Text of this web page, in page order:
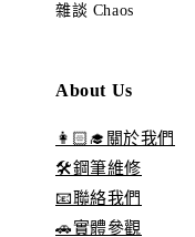
雜談 Chaos
About Us
👩🏻‍🎓關於我們
🛠️鋼筆維修
📧聯絡我們
🚗實體參觀